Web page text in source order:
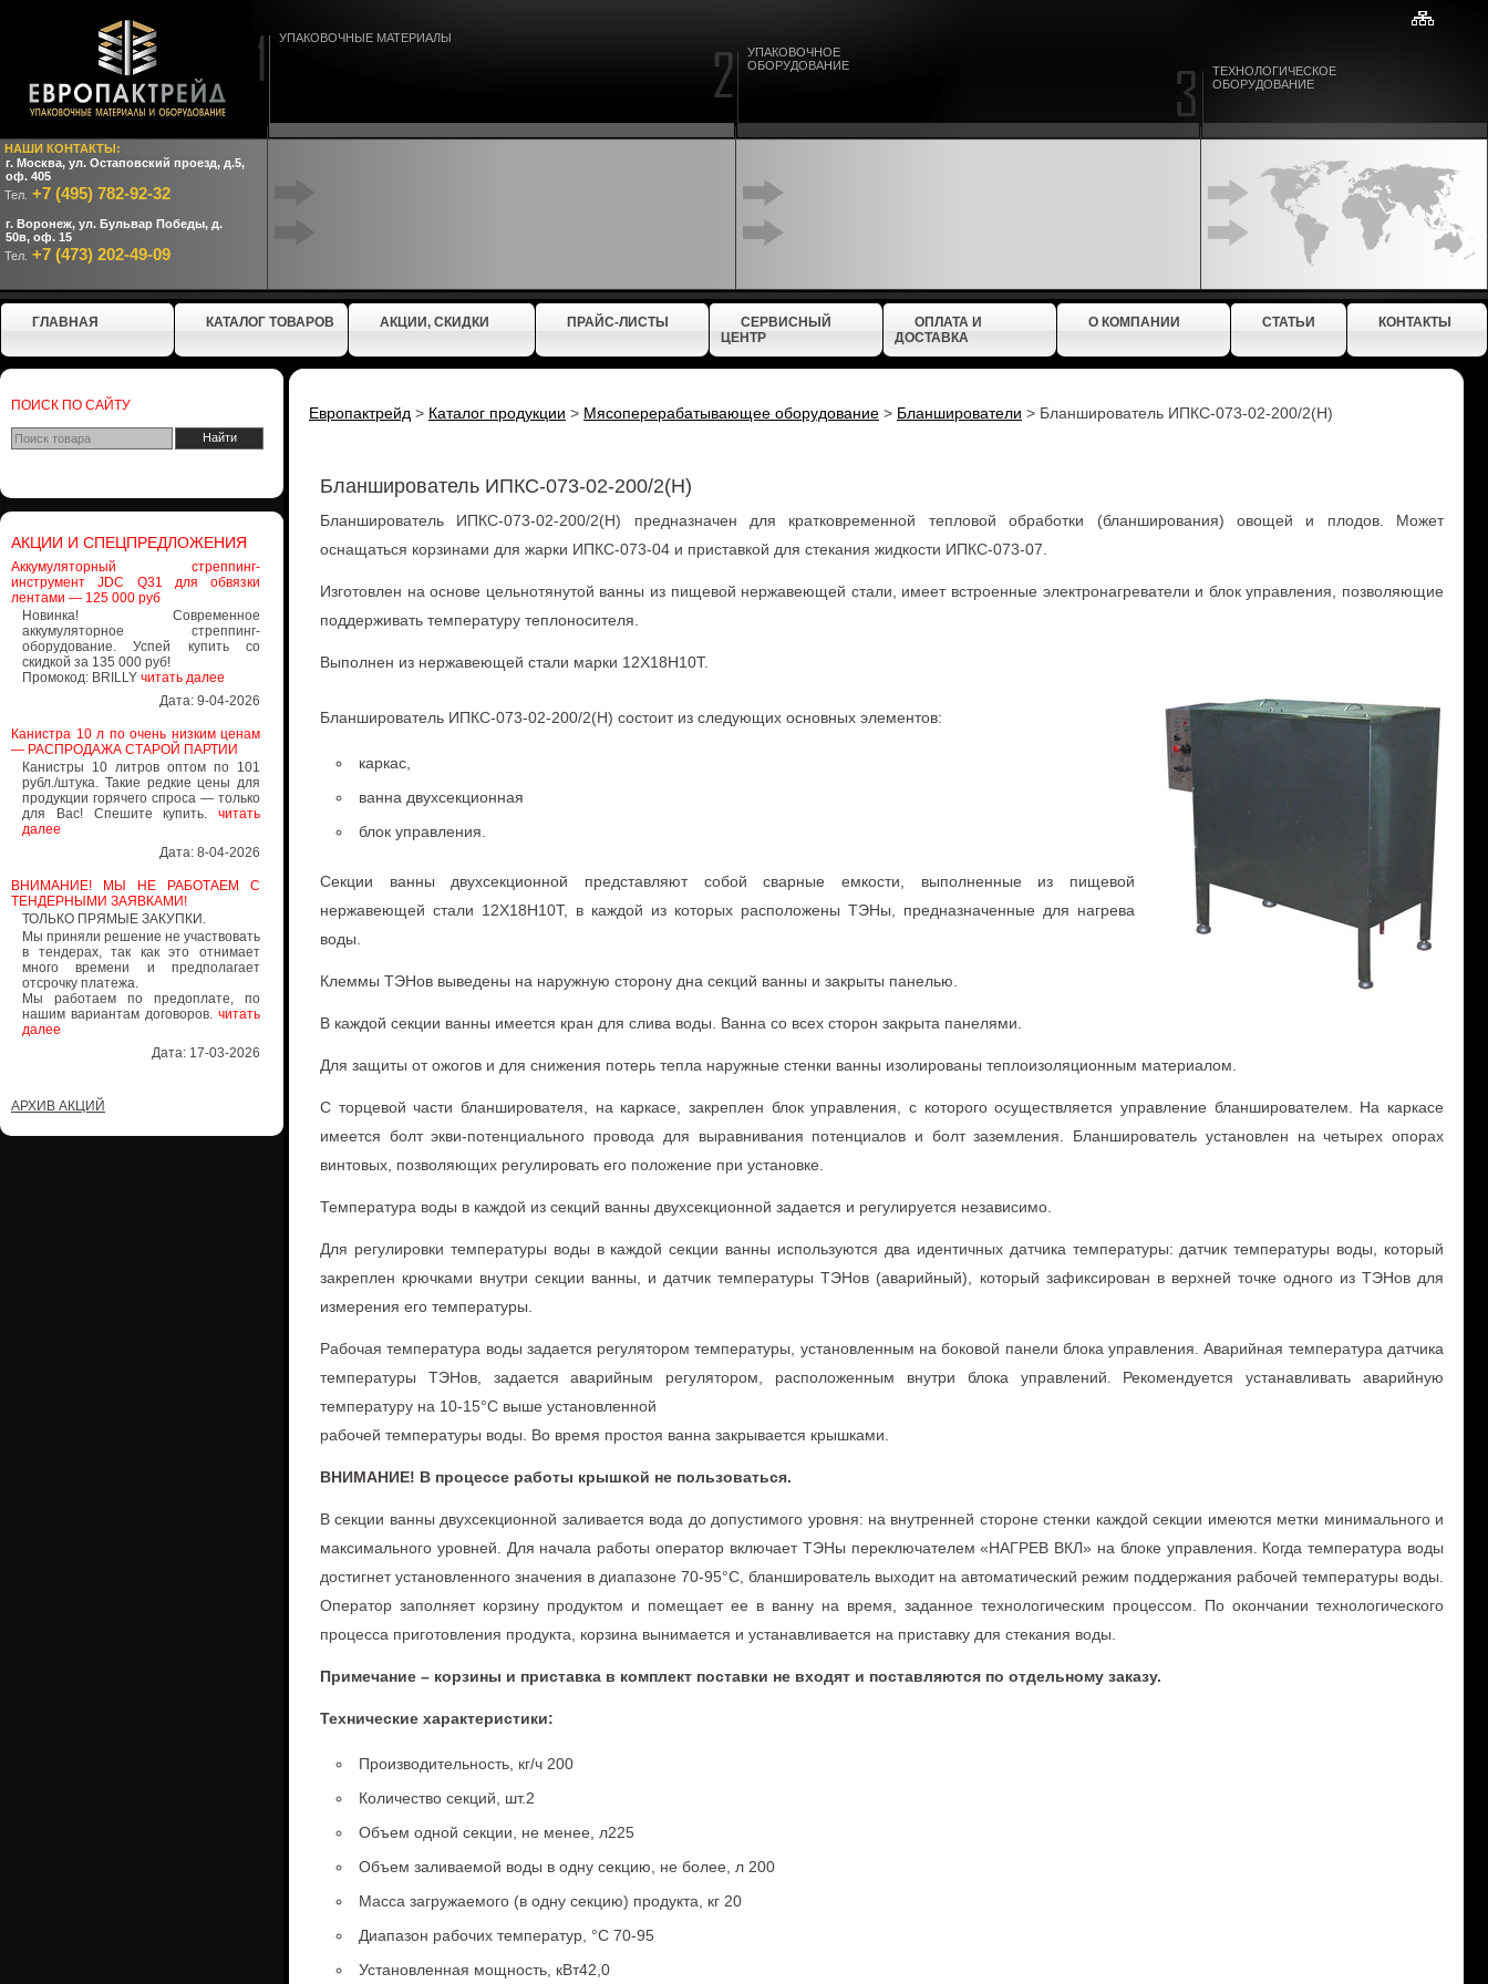
НАШИ КОНТАКТЫ:
г. Москва, ул. Остаповский проезд, д.5,
оф. 405
Тел. +7 (495) 782-92-32
г. Воронеж, ул. Бульвар Победы, д.
50в, оф. 15
Тел. +7 (473) 202-49-09
УПАКОВОЧНЫЕ МАТЕРИАЛЫ
УПАКОВОЧНОЕ
ОБОРУДОВАНИЕ
ТЕХНОЛОГИЧЕСКОЕ
ОБОРУДОВАНИЕ
ГЛАВНАЯ КАТАЛОГ ТОВАРОВ АКЦИИ, СКИДКИ ПРАЙС-ЛИСТЫ
СЕРВИСНЫЙ
ЦЕНТР
ОПЛАТА И
ДОСТАВКА
О КОМПАНИИ СТАТЬИ КОНТАКТЫ
ПОИСК ПО САЙТУ
АКЦИИ И СПЕЦПРЕДЛОЖЕНИЯ
Аккумуляторный стреппинг-
инструмент JDC Q31 для обвязки
лентами — 125 000 руб
Новинка! Современное
аккумуляторное стреппинг-
оборудование. Успей купить со
скидкой за 135 000 руб!
Промокод: BRILLY читать далее
Дата: 9-04-2026
Канистра 10 л по очень низким ценам
— РАСПРОДАЖА СТАРОЙ ПАРТИИ
Канистры 10 литров оптом по 101
рубл./штука. Такие редкие цены для
продукции горячего спроса — только
для Вас! Спешите купить. читать
далее
Дата: 8-04-2026
ВНИМАНИЕ! МЫ НЕ РАБОТАЕМ С
ТЕНДЕРНЫМИ ЗАЯВКАМИ!
ТОЛЬКО ПРЯМЫЕ ЗАКУПКИ.
Мы приняли решение не участвовать
в тендерах, так как это отнимает
много времени и предполагает
отсрочку платежа.
Мы работаем по предоплате, по
нашим вариантам договоров. читать
далее
Дата: 17-03-2026
АРХИВ АКЦИЙ
Европактрейд > Каталог продукции > Мясоперерабатывающее оборудование > Бланширователи > Бланширователь ИПКС-073-02-200/2(Н)
Бланширователь ИПКС-073-02-200/2(Н)
Бланширователь ИПКС-073-02-200/2(Н) предназначен для кратковременной тепловой обработки (бланширования) овощей и плодов. Может
оснащаться корзинами для жарки ИПКС-073-04 и приставкой для стекания жидкости ИПКС-073-07.
Изготовлен на основе цельнотянутой ванны из пищевой нержавеющей стали, имеет встроенные электронагреватели и блок управления, позволяющие
поддерживать температуру теплоносителя.
Выполнен из нержавеющей стали марки 12Х18Н10Т.
Бланширователь ИПКС-073-02-200/2(Н) состоит из следующих основных элементов:
каркас,
ванна двухсекционная
блок управления.
Секции ванны двухсекционной представляют собой сварные емкости, выполненные из пищевой
нержавеющей стали 12Х18Н10Т, в каждой из которых расположены ТЭНы, предназначенные для нагрева
воды.
Клеммы ТЭНов выведены на наружную сторону дна секций ванны и закрыты панелью.
В каждой секции ванны имеется кран для слива воды. Ванна со всех сторон закрыта панелями.
Для защиты от ожогов и для снижения потерь тепла наружные стенки ванны изолированы теплоизоляционным материалом.
С торцевой части бланширователя, на каркасе, закреплен блок управления, с которого осуществляется управление бланширователем. На каркасе
имеется болт экви-потенциального провода для выравнивания потенциалов и болт заземления. Бланширователь установлен на четырех опорах
винтовых, позволяющих регулировать его положение при установке.
Температура воды в каждой из секций ванны двухсекционной задается и регулируется независимо.
Для регулировки температуры воды в каждой секции ванны используются два идентичных датчика температуры: датчик температуры воды, который
закреплен крючками внутри секции ванны, и датчик температуры ТЭНов (аварийный), который зафиксирован в верхней точке одного из ТЭНов для
измерения его температуры.
Рабочая температура воды задается регулятором температуры, установленным на боковой панели блока управления. Аварийная температура датчика
температуры ТЭНов, задается аварийным регулятором, расположенным внутри блока управлений. Рекомендуется устанавливать аварийную
температуру на 10-15°С выше установленной
рабочей температуры воды. Во время простоя ванна закрывается крышками.
ВНИМАНИЕ! В процессе работы крышкой не пользоваться.
В секции ванны двухсекционной заливается вода до допустимого уровня: на внутренней стороне стенки каждой секции имеются метки минимального и
максимального уровней. Для начала работы оператор включает ТЭНы переключателем «НАГРЕВ ВКЛ» на блоке управления. Когда температура воды
достигнет установленного значения в диапазоне 70-95°С, бланширователь выходит на автоматический режим поддержания рабочей температуры воды.
Оператор заполняет корзину продуктом и помещает ее в ванну на время, заданное технологическим процессом. По окончании технологического
процесса приготовления продукта, корзина вынимается и устанавливается на приставку для стекания воды.
Примечание – корзины и приставка в комплект поставки не входят и поставляются по отдельному заказу.
Технические характеристики:
Производительность, кг/ч 200
Количество секций, шт.2
Объем одной секции, не менее, л225
Объем заливаемой воды в одну секцию, не более, л 200
Масса загружаемого (в одну секцию) продукта, кг 20
Диапазон рабочих температур, °С 70-95
Установленная мощность, кВт42,0